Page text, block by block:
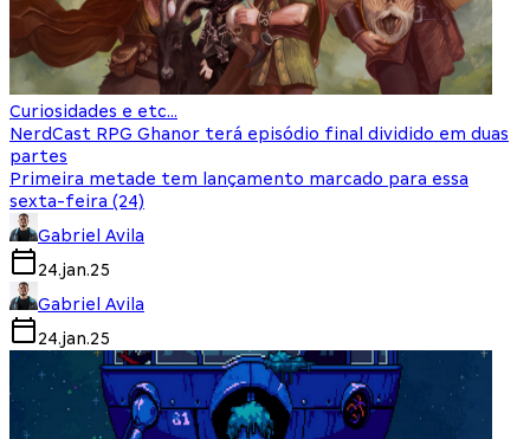
Curiosidades e etc...
NerdCast RPG Ghanor terá episódio final dividido em duas
partes
Primeira metade tem lançamento marcado para essa
sexta-feira (24)
Gabriel Avila
24.jan.25
Gabriel Avila
24.jan.25